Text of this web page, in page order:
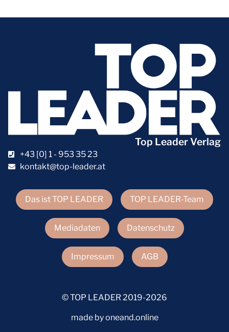
Das ist TOP LEADER TOP LEADER-Team
Mediadaten Datenschutz
Impressum AGB
Top Leader Verlag
+43 [0] 1 - 953 35 23
kontakt@top-leader.at
© TOP LEADER 2019-2026
made by oneand.online